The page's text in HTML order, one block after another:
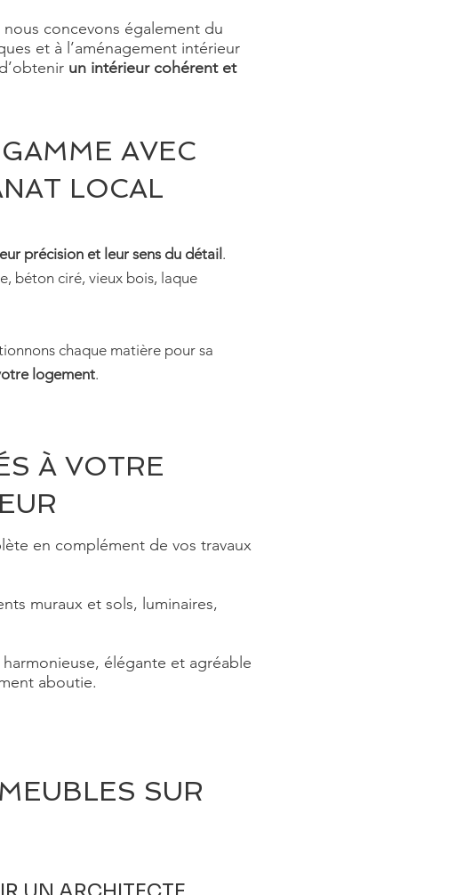
nous concevons également du
et à l’aménagement intérieur
un intérieur cohérent et
AVEC
LOCAL
précision et leur sens du détail .
béton ciré, vieux bois, laque
chaque matière pour sa
logement.
À VOTRE
en complément de vos travaux
muraux et sols, luminaires,
élégante et agréable
aboutie.
SUR